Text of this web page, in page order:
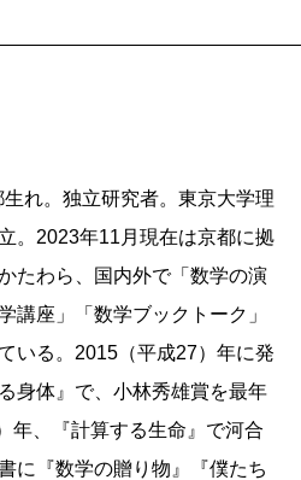
れ。独立研究者。東京大学理
。2023年11月現在は京都に拠
たわら、国内外で「数学の演
講座」「数学ブックトーク」
いる。2015（平成27）年に発
身体』で、小林秀雄賞を最年
年、『計算する生命』で河合
に『数学の贈り物』『僕たち